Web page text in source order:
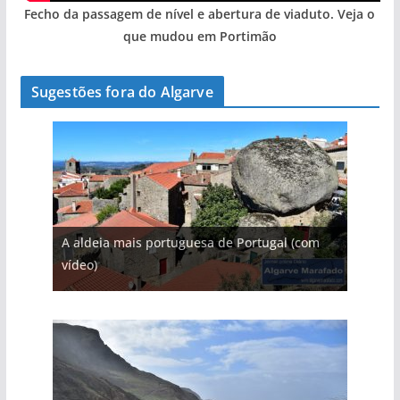
Fecho da passagem de nível e abertura de viaduto. Veja o
que mudou em Portimão
Sugestões fora do Algarve
A aldeia mais portuguesa de Portugal (com
vídeo)
A piscina natural com cascata
As portas do rio Tejo (com vídeo)